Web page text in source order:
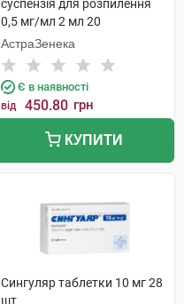
суспензія для розпилення
0,5 мг/мл 2 мл 20
контейнерів
АстраЗенека
Є в наявності
від 450.80 грн
КУПИТИ
Сингуляр таблетки 10 мг 28
шт